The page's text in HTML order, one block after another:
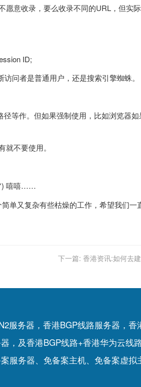
愿意收录，要么收录不同的URL，但实
ID;
问者是普通用户，还是搜索引擎蜘蛛。
等作。但如果强制使用，比如浏览器
不要使用。
嘻嘻……
单又复杂有些枯燥的工作，希望我们一
下一篇: 香港资讯:如何去
服务器，香港BGP线路服务器，
，及香港BGP线路+香港华为云线
服务器、 免备案主机、 免备案虚拟